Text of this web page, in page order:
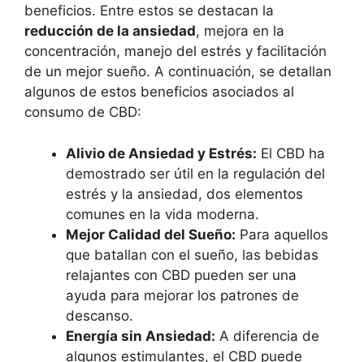
beneficios. Entre estos se destacan la
reducción de la ansiedad, mejora en la
concentración, manejo del estrés y facilitación
de un mejor sueño. A continuación, se detallan
algunos de estos beneficios asociados al
consumo de CBD:
Alivio de Ansiedad y Estrés: El CBD ha
demostrado ser útil en la regulación del
estrés y la ansiedad, dos elementos
comunes en la vida moderna.
Mejor Calidad del Sueño: Para aquellos
que batallan con el sueño, las bebidas
relajantes con CBD pueden ser una
ayuda para mejorar los patrones de
descanso.
Energía sin Ansiedad: A diferencia de
algunos estimulantes, el CBD puede